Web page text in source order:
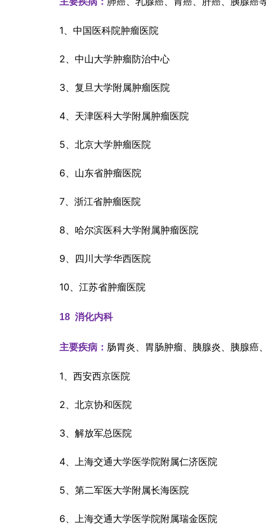
1、中国医科院肿瘤医院
2、中山大学肿瘤防治中心
3、复旦大学附属肿瘤医院
4、天津医科大学附属肿瘤医院
5、北京大学肿瘤医院
6、山东省肿瘤医院
7、浙江省肿瘤医院
8、哈尔滨医科大学附属肿瘤医院
9、四川大学华西医院
10、江苏省肿瘤医院
18 消化内科
主要疾病： 肠胃炎、胃肠肿瘤、胰腺炎、胰腺癌
1、西安西京医院
2、北京协和医院
3、解放军总医院
4、上海交通大学医学院附属仁济医院
5、第二军医大学附属长海医院
6、上海交通大学医学院附属瑞金医院